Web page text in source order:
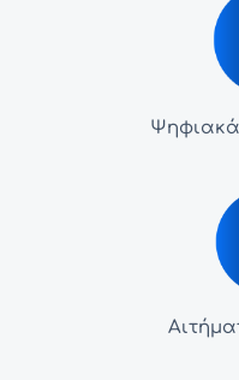
Ψηφιακά